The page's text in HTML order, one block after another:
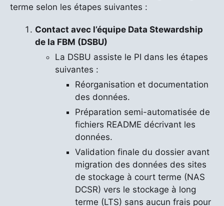
terme selon les étapes suivantes :
Contact avec l’équipe Data Stewardship
de la FBM (DSBU)
La DSBU assiste le PI dans les étapes
suivantes :
Réorganisation et documentation
des données.
Préparation semi-automatisée de
fichiers README décrivant les
données.
Validation finale du dossier avant
migration des données des sites
de stockage à court terme (NAS
DCSR) vers le stockage à long
terme (LTS) sans aucun frais pour